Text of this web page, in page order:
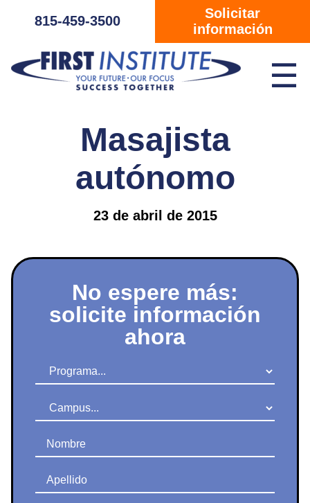
815-459-3500
Solicitar
información
☰
Masajista
autónomo
23 de abril de 2015
No espere más:
solicite información
ahora
Programa
Campus
Nombre
Apellido